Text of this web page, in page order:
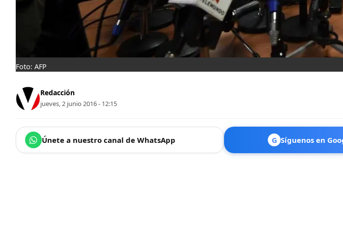
Foto: AFP
Redacción
jueves, 2 junio 2016 - 12:15
Únete a nuestro canal de WhatsApp G Síguenos en